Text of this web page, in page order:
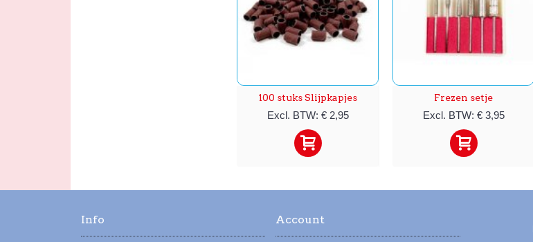
100 stuks Slijpkapjes
Excl. BTW: € 2,95
Frezen setje
Excl. BTW: € 3,95
Info Account